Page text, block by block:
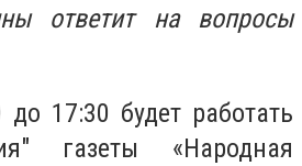
ответит на вопросы
17:30 будет работать
газеты «Народная